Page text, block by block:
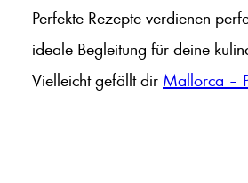
Perfekte Rezepte verdienen
ideale Begleitung für deine
Vielleicht gefällt dir Mallorca –